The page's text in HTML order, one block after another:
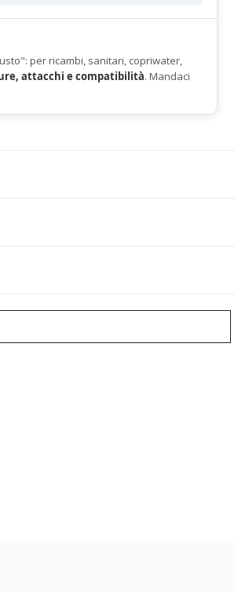
per ricambi, sanitari, copriwater,
attacchi e compatibilità. Mandaci